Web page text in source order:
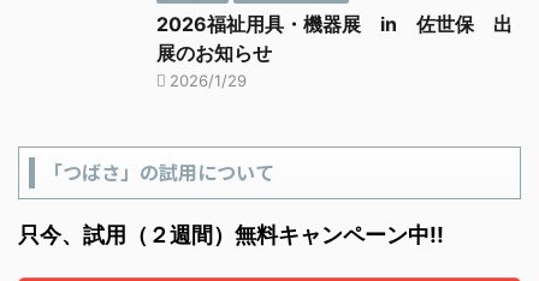
2026福祉用具・機器展 in 佐世保 出
展のお知らせ
2026/1/29
「つばさ」の試用について
只今、試用（２週間）無料キャンペーン中!!